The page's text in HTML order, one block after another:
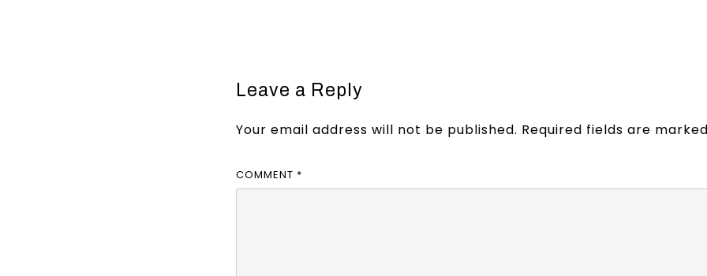
Leave a Reply
Your email address will not be published. Required fields are
COMMENT *